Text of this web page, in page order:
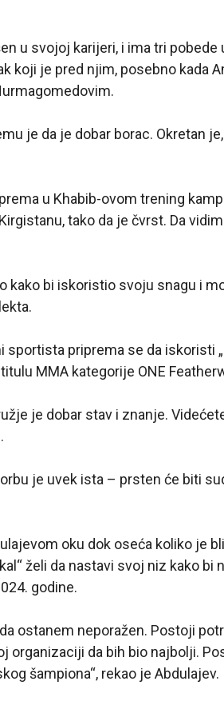
u svojoj karijeri, i ima tri pobede
koji je pred njim, posebno kada
je da je dobar borac. Okretan
u Khabib-ovom trening
tako da je čvrst. Da
kako bi iskoristio svoju snagu i
sportista priprema se da iskoristi
MMA kategorije ONE
je dobar stav i znanje.
je uvek ista – prsten će biti
oku dok oseća koliko je
želi da nastavi svoj niz kako
godine.
ostanem neporažen. Postoji
organizaciji da bih bio najbolji.
šampiona“, rekao je Abdulajev.